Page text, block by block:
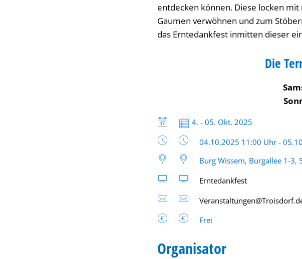
entdecken können. Diese locken
Gaumen verwöhnen und zum
das Erntedankfest inmitten dieser
Die
Datum:
4. - 05. Okt. 2025
Uhrzeit:
04.10.2025 11:00 Uhr -
Burg Wissem, Burgallee 1-3,
Erntedankfest
Frei
Organisator